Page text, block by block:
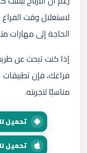
لاستغلال وقت
الحاجة إلى مهارات
إذا كنت تبحث عن
فراغك، فإن تطبيقات
مناسبًا لتجربته.
تحميل
تحميل